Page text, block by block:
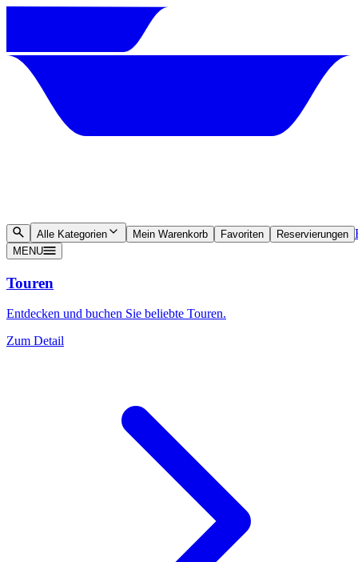
Alle Kategorien Mein Warenkorb Favoriten Reservierungen
MENU
Touren
Entdecken und buchen Sie beliebte Touren.
Zum Detail